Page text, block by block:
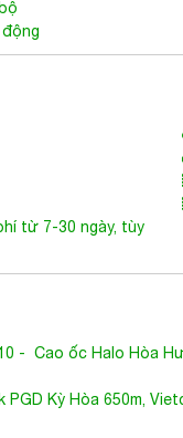
men và len chân
khang trang và
cách nhiệt và cách
từ 7-30 ngày, tùy